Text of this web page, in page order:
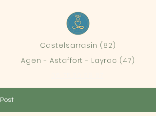
Castelsarrasin (82)
Agen - Astaffort - Layrac (47)
Post